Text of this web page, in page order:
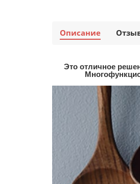
Описание
Это отличное